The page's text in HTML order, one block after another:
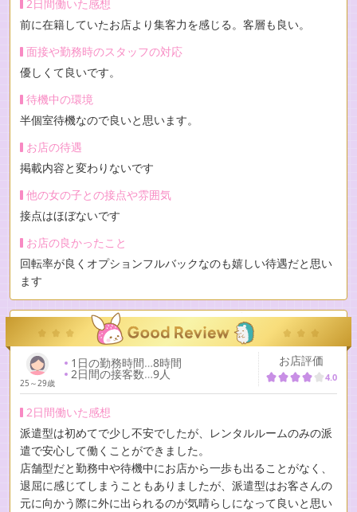
2日間働いた感想
前に在籍していたお店より集客力を感じる。客層も良い。
面接や勤務時のスタッフの対応
優しくて良いです。
待機中の環境
半個室待機なので良いと思います。
お店の待遇
掲載内容と変わりないです
他の女の子との接点や雰囲気
接点はほぼないです
お店の良かったこと
回転率が良くオプションフルバックなのも嬉しい待遇だと思い
ます
25～29歳
1日の勤務時間…8時間
2日間の接客数…9人
お店評価
4.0
2日間働いた感想
派遣型は初めてで少し不安でしたが、レンタルルームのみの派
遣で安心して働くことができました。
店舗型だと勤務中や待機中にお店から一歩も出ることがなく、
退屈に感じてしまうこともありましたが、派遣型はお客さんの
元に向かう際に外に出られるのが気晴らしになって良いと思い